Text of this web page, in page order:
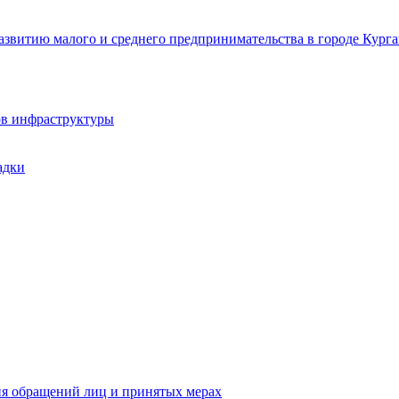
малого и среднего предпринимательства в городе
инфраструктуры
обращений лиц и принятых мерах